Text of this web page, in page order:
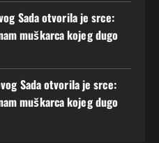
Sada otvorila je srce:
muškarca kojeg dugo
Sada otvorila je srce:
muškarca kojeg dugo